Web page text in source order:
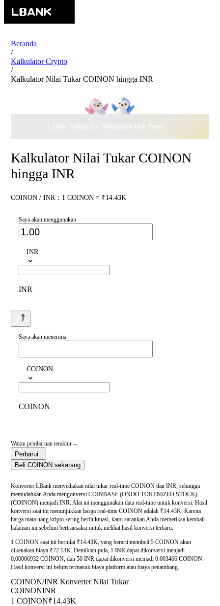
Beranda
/
Kalkulator Crypto
/
Kalkulator Nilai Tukar COINON hingga INR
Lintasi Padang Es, Melangkah Jauh Bersama · Rayakan
Kalkulator Nilai Tukar COINON
hingga INR
COINON / INR：1 COINON = ₹14.43K
Saya akan menggunakan
INR
INR
Saya akan menerima
COINON
COINON
Waktu pembaruan terakhir --
Perbarui
Beli COINON sekarang
Konverter LBank menyediakan nilai tukar real-time COINON dan INR, sehingga
memudahkan Anda mengonversi COINBASE (ONDO TOKENIZED STOCK)
(COINON) menjadi INR. Alat ini menggunakan data real-time untuk konversi. Hasil
konversi saat ini menunjukkan harga real-time COINON adalah ₹14.43K. Karena
harga mata uang kripto sering berfluktuasi, kami sarankan Anda memeriksa kembali
halaman ini sebelum bertransaksi untuk melihat hasil konversi terbaru.
1 COINON saat ini bernilai ₹14.43K, yang berarti membeli 5 COINON akan
dikenakan biaya ₹72.13K. Demikian pula, 1 INR dapat dikonversi menjadi
0.00006932 COINON, dan 50 INR dapat dikonversi menjadi 0.003466 COINON.
Hasil konversi ini belum termasuk biaya platform atau biaya penambang.
COINON/INR Konverter Nilai Tukar
COINONINR
1 COINON₹14.43K